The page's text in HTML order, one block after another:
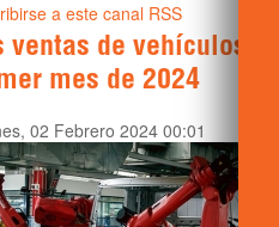
a este canal RSS
ventas de vehículos
mes de 2024
02 Febrero 2024 00:01